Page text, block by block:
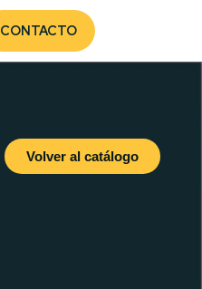
CONTACTO
Volver al catálogo